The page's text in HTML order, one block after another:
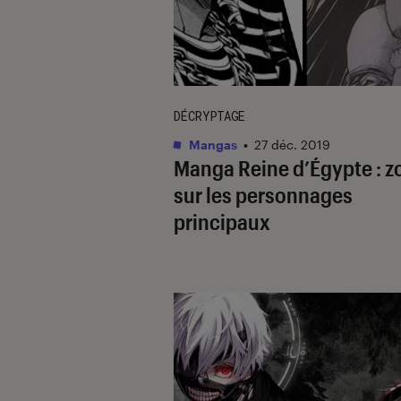
Manga Reine d’Égypte :
sur les personnages
principaux
DÉCRYPTAGE
Mangas • 27 déc. 2019